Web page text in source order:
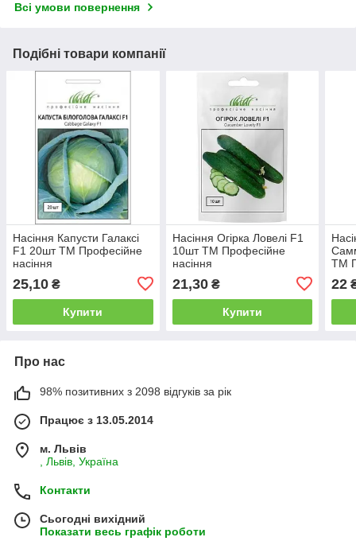
Всі умови повернення
Подібні товари компанії
Насіння Капусти Галаксі
F1 20шт ТМ Професійне
насіння
25,10 ₴
Купити
Насіння Огірка Ловелі F1
10шт ТМ Професійне
насіння
21,30₴
Купити
ТМ
22
Про нас
98% позитивних з 2098 відгуків за рік
Працює з 13.05.2014
м. Львів
, Львів, Україна
Контакти
Сьогодні вихідний
Показати весь графік роботи